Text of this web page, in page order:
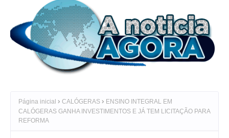
Página inicial CALÓGERAS
ENSINO INTEGRAL EM
CALÓGERAS GANHA INVESTIMENTOS E JÁ TEM LICITAÇÃO PARA
REFORMA